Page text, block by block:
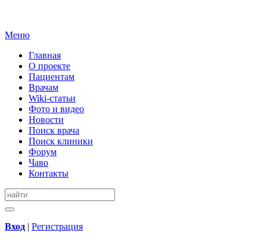
Меню
Главная
О проекте
Пациентам
Врачам
Wiki-статьи
Фото и видео
Новости
Поиск врача
Поиск клиники
Форум
Чаво
Контакты
Вход | Регистрация